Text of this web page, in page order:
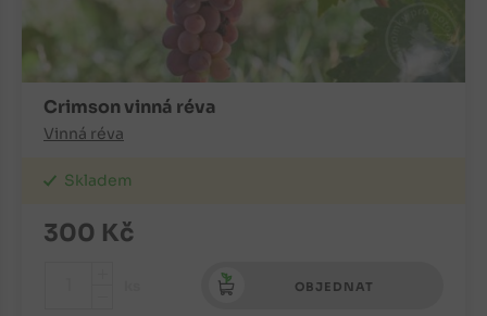
Crimson vinná réva
Vinná réva
Skladem
300 Kč
OBJEDNAT